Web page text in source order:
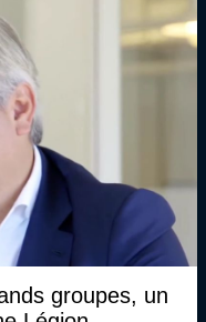
groupes, un